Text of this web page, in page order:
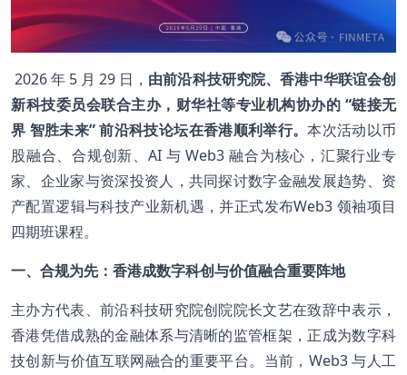
2026 年 5 月 29 日， 由前沿科技研究院、香港中华联谊会创
新科技委员会联合主办，财华社等专业机构协办的 “链接无
界 智胜未来” 前沿科技论坛在香港顺利举行。本次活动以币
股融合、合规创新、AI 与 Web3 融合为核心，汇聚行业专
家、企业家与资深投资人，共同探讨数字金融发展趋势、资
产配置逻辑与科技产业新机遇，并正式发布Web3 领袖项目
四期班课程。
一、合规为先：香港成数字科创与价值融合重要阵地
主办方代表、前沿科技研究院创院院长文艺在致辞中表示，
香港凭借成熟的金融体系与清晰的监管框架，正成为数字科
技创新与价值互联网融合的重要平台。当前，Web3 与人工